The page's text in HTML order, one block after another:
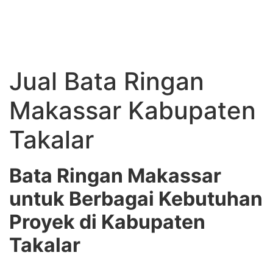
Jual Bata Ringan
Makassar Kabupaten
Takalar
Bata Ringan Makassar
untuk Berbagai Kebutuhan
Proyek di Kabupaten
Takalar